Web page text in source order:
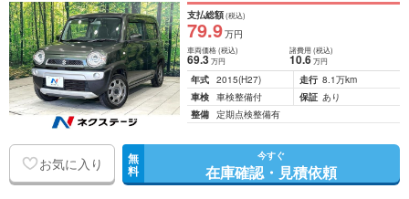
支払総額(税込)
79.9万円
車両価格(税込)
69.3万円
諸費用 (税込)
10.6 万円
年式 2015(H27) 走行 8.1万km
車検 車検整備付 保証 あり
整備 定期点検整備有
お気に入り 無
料
今すぐ
在庫確認・見積依頼